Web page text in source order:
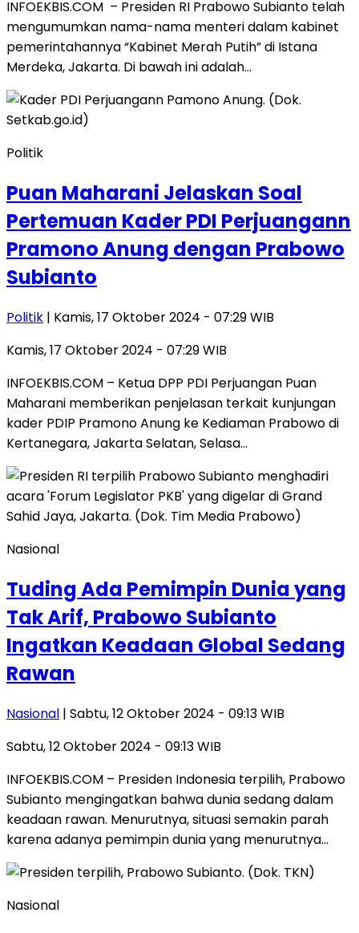
INFOEKBIS.COM – Presiden RI Prabowo Subianto telah
mengumumkan nama-nama menteri dalam kabinet
pemerintahannya “Kabinet Merah Putih” di Istana
Merdeka, Jakarta. Di bawah ini adalah…
Politik
Puan Maharani Jelaskan Soal
Pertemuan Kader PDI Perjuangann
Pramono Anung dengan Prabowo
Subianto
Politik | Kamis, 17 Oktober 2024 - 07:29 WIB
Kamis, 17 Oktober 2024 - 07:29 WIB
INFOEKBIS.COM – Ketua DPP PDI Perjuangan Puan
Maharani memberikan penjelasan terkait kunjungan
kader PDIP Pramono Anung ke Kediaman Prabowo di
Kertanegara, Jakarta Selatan, Selasa…
Nasional
Tuding Ada Pemimpin Dunia yang
Tak Arif, Prabowo Subianto
Ingatkan Keadaan Global Sedang
Rawan
Nasional | Sabtu, 12 Oktober 2024 - 09:13 WIB
Sabtu, 12 Oktober 2024 - 09:13 WIB
INFOEKBIS.COM – Presiden Indonesia terpilih, Prabowo
Subianto mengingatkan bahwa dunia sedang dalam
keadaan rawan. Menurutnya, situasi semakin parah
karena adanya pemimpin dunia yang menurutnya…
Nasional